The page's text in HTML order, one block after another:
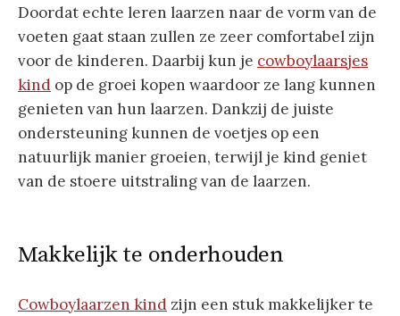
Doordat echte leren laarzen naar de vorm van de
voeten gaat staan zullen ze zeer comfortabel zijn
voor de kinderen. Daarbij kun je cowboylaarsjes
kind op de groei kopen waardoor ze lang kunnen
genieten van hun laarzen. Dankzij de juiste
ondersteuning kunnen de voetjes op een
natuurlijk manier groeien, terwijl je kind geniet
van de stoere uitstraling van de laarzen.
Makkelijk te onderhouden
Cowboylaarzen kind zijn een stuk makkelijker te